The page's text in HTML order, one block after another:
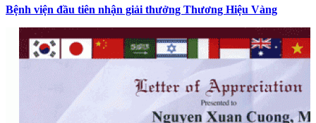
Bệnh viện đầu tiên nhận giải thưởng Thương Hiệu Vàng